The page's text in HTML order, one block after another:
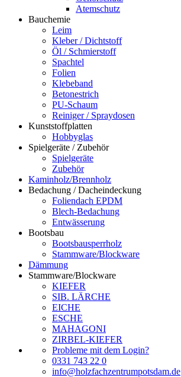
Atemschutz
Bauchemie
Leim
Kleber / Dichtstoff
Öl / Schmierstoff
Spachtel
Folien
Klebeband
Betonestrich
PU-Schaum
Reiniger / Spraydosen
Kunststoffplatten
Hobbyglas
Spielgeräte / Zubehör
Spielgeräte
Zubehör
Kaminholz/Brennholz
Bedachung / Dacheindeckung
Foliendach EPDM
Blech-Bedachung
Entwässerung
Bootsbau
Bootsbausperrholz
Stammware/Blockware
Dämmung
Stammware/Blockware
KIEFER
SIB. LÄRCHE
EICHE
ESCHE
MAHAGONI
ZIRBEL-KIEFER
Probleme mit dem Login?
0331 743 22 0
info@holzfachzentrumpotsdam.de